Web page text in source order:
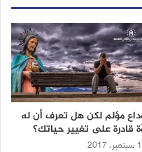
مؤلم لكن هل تعرف أن له
قادرة على تغيير حياتك؟
1 سبتمبر، 2017